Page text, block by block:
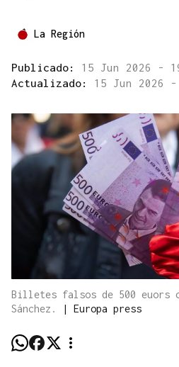
La Región
Publicado: 15 Jun 2026 -
Actualizado: 15 Jun 2026
Billetes falsos de 500 euors
Sánchez.
| Europa press